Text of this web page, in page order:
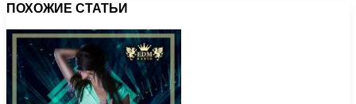
ПОХОЖИЕ СТАТЬИ